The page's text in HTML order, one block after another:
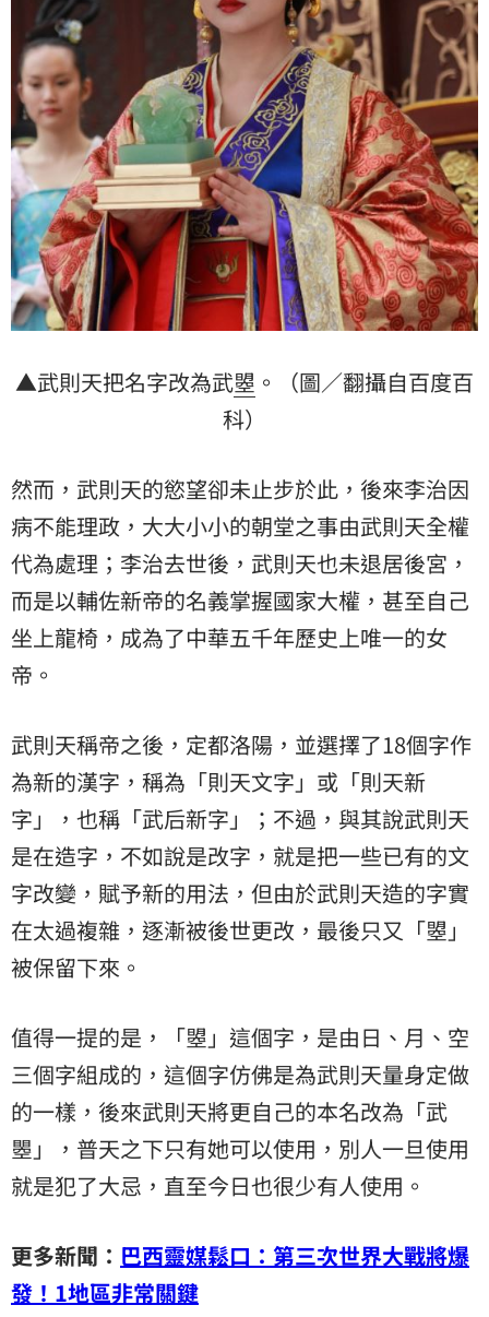
▲武則天把名字改為武曌 。（圖／翻攝自百度百
科）
然而，武則天的慾望卻未止步於此，後來李治因
病不能理政，大大小小的朝堂之事由武則天全權
代為處理；李治去世後，武則天也未退居後宮，
而是以輔佐新帝的名義掌握國家大權，甚至自己
坐上龍椅，成為了中華五千年歷史上唯一的女
帝 。
武則天稱帝之後，定都洛陽，並選擇了18個字作
為新的漢字，稱為「則天文字」或「則天新
字」，也稱「武后新字」；不過，與其說武則天
是在造字，不如說是改字，就是把一些已有的文
字改變，賦予新的用法，但由於武則天造的字實
在太過複雜，逐漸被後世更改，最後只又「曌」
被保留下來。
值得一提的是，「曌」這個字，是由日、月、空
三個字組成的，這個字仿佛是為武則天量身定做
的一樣，後來武則天將更自己的本名改為「武
瞾」，普天之下只有她可以使用，別人一旦使用
就是犯了大忌，直至今日也很少有人使用。
更多新聞： 巴西靈媒鬆口：第三次世界大戰將爆
發！1地區非常關鍵